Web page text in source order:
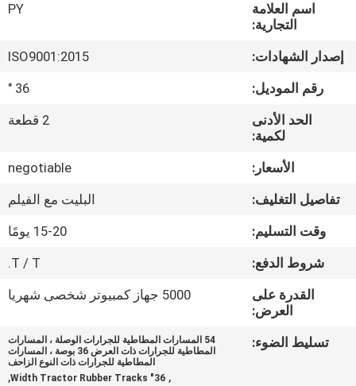
معلومات
عنا
جولة
المعمل
مراقبة
الجودة
اتصل
اسم العلامة
التجارية:
PY
إصدار الشهادات:
ISO9001:2015
رقم الموديل:
36 "
الحد الأدنى
لكمية:
2 قطعة
الأسعار:
negotiable
تفاصيل التغليف:
البليت مع الفيلم
وقت التسليم:
15-20 يومًا
شروط الدفع:
T / T.
القدرة على
العرض:
5000 جهاز كمبيوتر شخصى شهريا
تسليط الضوء:
54 المسارات المطاطية للجرارات الوصلة ، المسارات
المطاطية للجرارات ذات العرض 36 بوصة ، المسارات
المطاطية للجرارات ذات النوع الزاحف
,
36" Width Tractor Rubber Tracks
,